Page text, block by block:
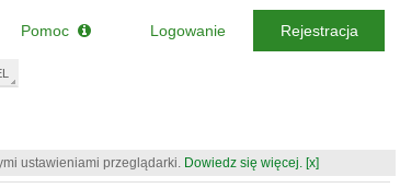
ustawieniami przeglądarki. Dowiedz się więcej. [x]
Pomoc Logowanie Rejestracja